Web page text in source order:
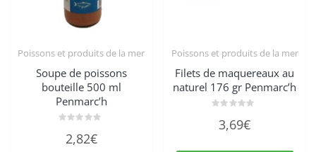
Poissons et produits de la mer
Soupe de poissons
bouteille 500 ml
Penmarc’h
sur
2,82€
Poissons et produits de la mer
Filets de maquereaux au
naturel 176 gr Penmarc’h
sur
3,69€